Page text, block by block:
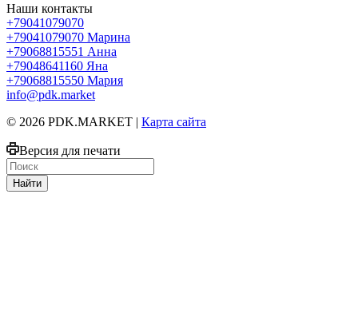
Наши контакты
+79041079070
+79041079070 Марина
+79068815551 Анна
+79048641160 Яна
+79068815550 Мария
info@pdk.market
© 2026 PDK.MARKET | Карта сайта
Версия для печати
Найти